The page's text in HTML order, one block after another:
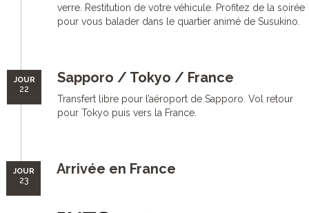
verre. Restitution de votre véhicule. Profitez de la soirée
pour vous balader dans le quartier animé de Susukino.
JOUR
22
Sapporo / Tokyo / France
Transfert libre pour l’aéroport de Sapporo. Vol retour
pour Tokyo puis vers la France.
JOUR
23
Arrivée en France